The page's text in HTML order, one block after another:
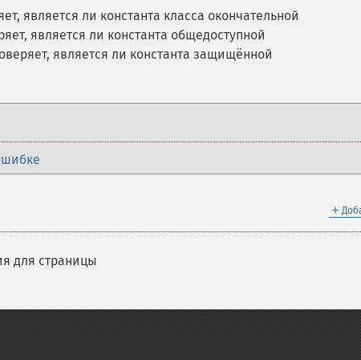
является ли константа класса окончательной
является ли константа общедоступной
является ли константа защищённой
＋
для страницы